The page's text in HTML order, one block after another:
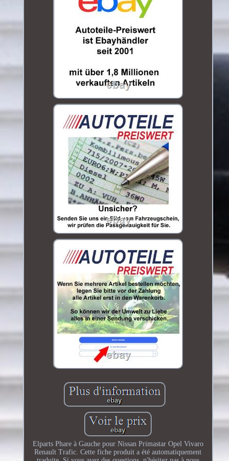
Elparts Phare à Gauche pour Nissan Primastar Opel Vivaro
Renault Trafic. Cette fiche produit a été automatiquement